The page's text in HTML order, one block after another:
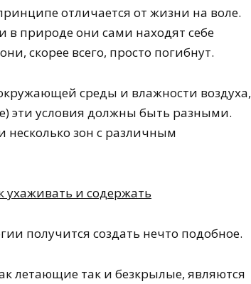
отличается от жизни на воле.
в природе они сами находят себе
скорее всего, просто погибнут.
среды и влажности воздуха,
эти условия должны быть разными.
несколько зон с различным
получится создать нечто подобное.
летающие так и безкрылые, являются